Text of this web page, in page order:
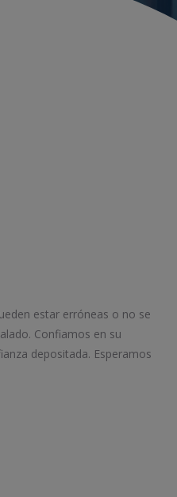
estar erróneas o no se
Confiamos en su
depositada. Esperamos